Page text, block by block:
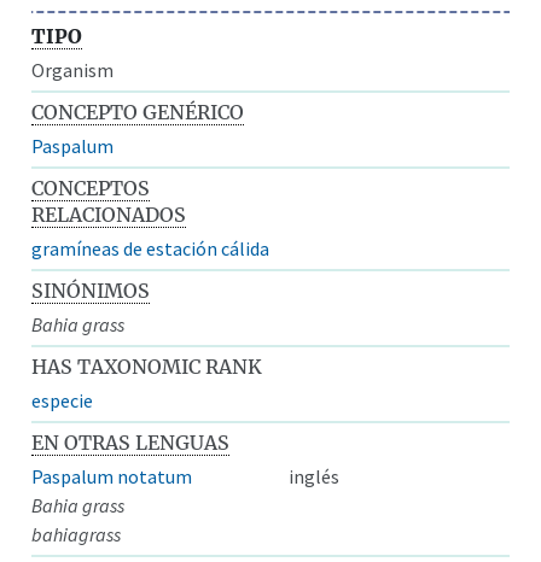
TIPO
Organism
CONCEPTO GENÉRICO
Paspalum
CONCEPTOS
RELACIONADOS
gramíneas de estación cálida
SINÓNIMOS
Bahia grass
HAS TAXONOMIC RANK
especie
EN OTRAS LENGUAS
Paspalum notatum
inglés
Bahia grass
bahiagrass